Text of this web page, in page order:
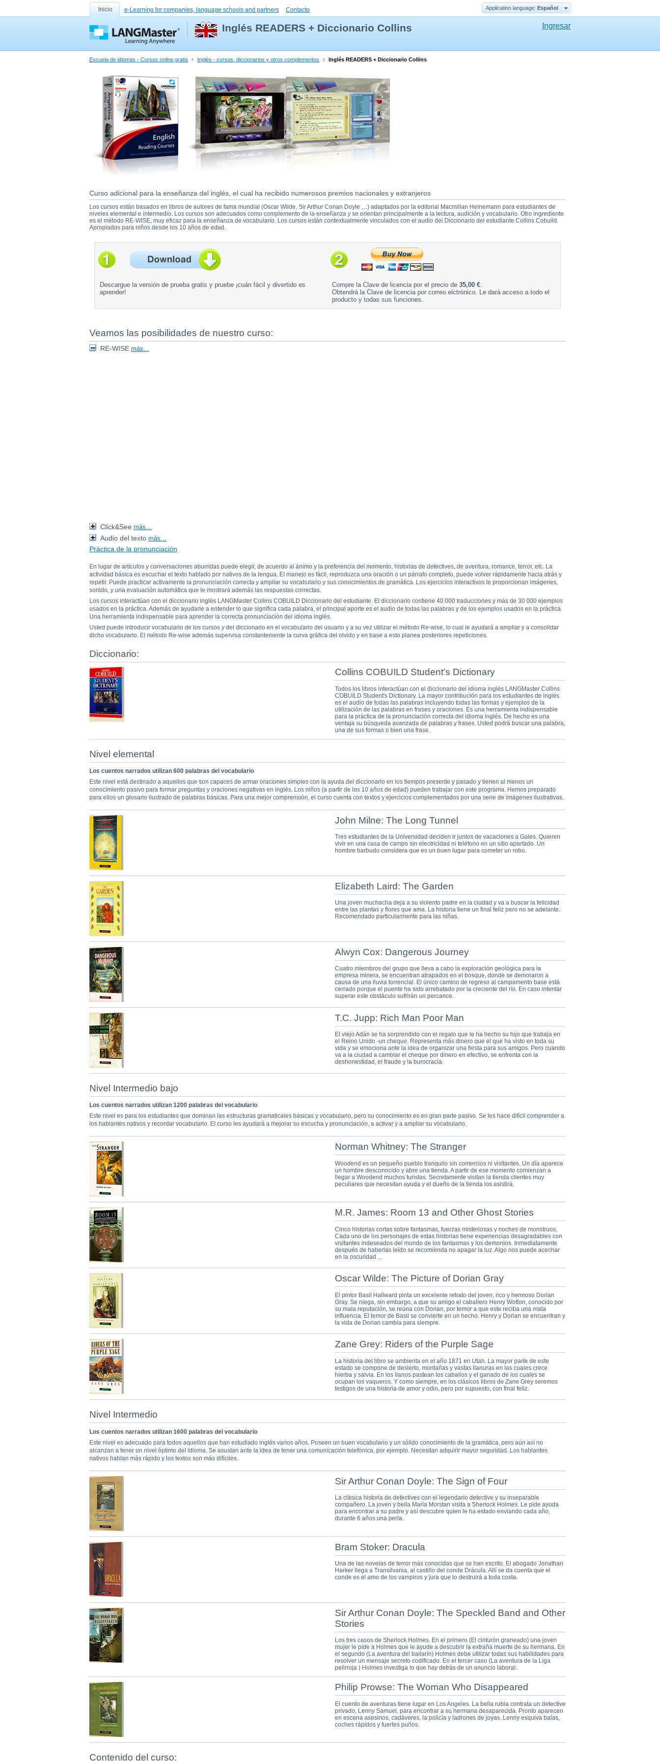
Inicio e-Learning for companies, language schools and partners Contacto Application language: Еspañol
Inglés READERS + Diccionario Collins Ingresar
Escuela de idiomas - Cursos online gratis Inglés - cursos, diccionarios y otros complementos Inglés READERS + Diccionario Collins
Curso adicional para la enseñanza del inglés, el cual ha recibido numerosos premios nacionales y extranjeros
Los cursos están basados en libros de autores de fama mundial (Oscar Wilde, Sir Arthur Conan Doyle ,...) adaptados por la editorial Macmillan Heinemann para estudiantes de
niveles elemental e intermedio. Los cursos son adecuados como complemento de la enseñanza y se orientan principalmente a la lectura, audición y vocabulario. Otro ingrediente
es el método RE-WISE, muy eficaz para la enseñanza de vocabulario. Los cursos están contextualmente vinculados con el audio del Diccionario del estudiante Collins Cobuild.
Apropiados para niños desde los 10 años de edad.
Descargue la versión de prueba gratis y pruebe ¡cuán fácil y divertido es
aprender!
Compre la Clave de licencia por el precio de 35,00 €.
Obtendrá la Clave de licencia por correo elctrónico. Le dará acceso a todo el
producto y todas sus funciones.
Veamos las posibilidades de nuestro curso:
RE-WISE más...
Click&See más...
Audio del texto más...
Práctica de la pronunciación
En lugar de artículos y conversaciones aburridas puede elegir, de acuerdo al ánimo y la preferencia del momento, historias de detectives, de aventura, romance, terror, etc. La
actividad básica es escuchar el texto hablado por nativos de la lengua. El manejo es fácil, reproduzca una oración o un párrafo completo, puede volver rápidamente hacia atrás y
repetir. Puede practicar activamente la pronunciación correcta y ampliar su vocabulario y sus conocimientos de gramática. Los ejercicios interactivos le proporcionan imágenes,
sonido, y una evaluación automática que le mostrará además las respuestas correctas.
Los cursos interactúan con el diccionario inglés LANGMaster Collins COBUILD Diccionario del estudiante. El diccionario contiene 40 000 traducciones y más de 30 000 ejemplos
usados en la práctica. Además de ayudarle a entender lo que significa cada palabra, el principal aporte es el audio de todas las palabras y de los ejemplos usados en la práctica.
Una herramienta indispensable para aprender la correcta pronunciación del idioma inglés.
Usted puede introducir vocabulario de los cursos y del diccionario en el vocabulario del usuario y a su vez utilizar el método Re-wise, lo cual le ayudará a ampliar y a consolidar
dicho vocabulario. El método Re-wise además supervisa constantemente la curva gráfica del olvido y en base a esto planea posteriores repeticiones.
Diccionario:
Collins COBUILD Student's Dictionary
Todos los libros interactúan con el diccionario del idioma inglés LANGMaster Collins
COBUILD Student's Dictionary. La mayor contribución para los estudiantes de inglés
es el audio de todas las palabras incluyendo todas las formas y ejemplos de la
utilización de las palabras en frases y oraciones. Es una herramienta indispensable
para la práctica de la pronunciación correcta del idioma inglés. De hecho es una
ventaja su búsqueda avanzada de palabras y frases. Usted podrá buscar una palabra,
una de sus formas o bien una frase.
Nivel elemental
Los cuentos narrados utilizan 600 palabras del vocabulario
Este nivel está destinado a aquellos que son capaces de armar oraciones simples con la ayuda del diccionario en los tiempos presente y pasado y tienen al menos un
conocimiento pasivo para formar preguntas y oraciones negativas en inglés. Los niños (a partir de los 10 años de edad) pueden trabajar con este programa. Hemos preparado
para ellos un glosario ilustrado de palabras básicas. Para una mejor comprensión, el curso cuenta con textos y ejercicios complementados por una serie de imágenes ilustrativas.
John Milne: The Long Tunnel
Tres estudiantes de la Universidad deciden ir juntos de vacaciones a Gales. Quieren
vivir en una casa de campo sin electricidad ni teléfono en un sitio apartado. Un
hombre barbudo considera que es un buen lugar para cometer un robo.
Elizabeth Laird: The Garden
Una joven muchacha deja a su violento padre en la ciudad y va a buscar la felicidad
entre las plantas y flores que ama. La historia tiene un final feliz pero no se adelante.
Recomendado particularmente para las niñas.
Alwyn Cox: Dangerous Journey
Cuatro miembros del grupo que lleva a cabo la exploración geológica para la
empresa minera, se encuentran atrapados en el bosque, donde se demoraron a
causa de una lluvia torrencial. El único camino de regreso al campamento base está
cerrado porque el puente ha sido arrebatado por la creciente del río. En caso intentar
superar este obstáculo sufrirán un percance.
T.C. Jupp: Rich Man Poor Man
El viejo Adán se ha sorprendido con el regalo que le ha hecho su hijo que trabaja en
el Reino Unido -un cheque. Representa más dinero que el que ha visto en toda su
vida y se emociona ante la idea de organizar una fiesta para sus amigos. Pero cuando
va a la ciudad a cambiar el cheque por dinero en efectivo, se enfrenta con la
deshonestidad, el fraude y la burocracia.
Nivel Intermedio bajo
Los cuentos narrados utilizan 1200 palabras del vocabulario
Este nivel es para los estudiantes que dominan las estructuras gramaticales básicas y vocabulario, pero su conocimiento es en gran parte pasivo. Se les hace difícil comprender a
los hablantes nativos y recordar vocabulario. El curso les ayudará a mejorar su escucha y pronunciación, a activar y a ampliar su vocabulario.
Norman Whitney: The Stranger
Woodend es un pequeño pueblo tranquilo sin comercios ni visitantes. Un día aparece
un hombre desconocido y abre una tienda. A partir de ese momento comienzan a
llegar a Woodend muchos turistas. Secretamente visitan la tienda clientes muy
peculiares que necesitan ayuda y el dueño de la tienda los asistirá.
M.R. James: Room 13 and Other Ghost Stories
Cinco historias cortas sobre fantasmas, fuerzas misteriosas y noches de monstruos.
Cada uno de los personajes de estas historias tiene experiencias desagradables con
visitantes indeseados del mundo de los fantasmas y los demonios. Inmediatamente
después de haberlas leído se recomienda no apagar la luz. Algo nos puede acechar
en la oscuridad ...
Oscar Wilde: The Picture of Dorian Gray
El pintor Basil Hallward pinta un excelente retrato del joven, rico y hermoso Dorian
Gray. Se niega, sin embargo, a que su amigo el caballero Henry Wotton, conocido por
su mala reputación, se reúna con Dorian, por temor a que este reciba una mala
influencia. El temor de Basil se convierte en un hecho. Henry y Dorian se encuentran y
la vida de Dorian cambia para siempre.
Zane Grey: Riders of the Purple Sage
La historia del libro se ambienta en el año 1871 en Utah. La mayor parte de este
estado se compone de desierto, montañas y vastas llanuras en las cuales crece
hierba y salvia. En los llanos pastean los caballos y el ganado de los cuales se
ocupan los vaqueros. Y como siempre, en los clásicos libros de Zane Grey seremos
testigos de una historia de amor y odio, pero por supuesto, con final feliz.
Nivel Intermedio
Los cuentos narrados utilizan 1600 palabras del vocabulario
Este nivel es adecuado para todos aquellos que han estudiado inglés varios años. Poseen un buen vocabulario y un sólido conocimiento de la gramática, pero aún así no
alcanzan a tener un nivel óptimo del idioma. Se asustan ante la idea de tener una comunicación telefónica, por ejemplo. Necesitan adquirir mayor seguridad. Los hablantes
nativos hablan más rápido y los textos son más difíciles.
Sir Arthur Conan Doyle: The Sign of Four
La clásica historia de detectives con el legendario detective y su inseparable
compañero. La joven y bella María Morstan visita a Sherlock Holmes. Le pide ayuda
para encontrar a su padre y así descubre quien le ha estado enviando cada año,
durante 6 años una perla.
Bram Stoker: Dracula
Una de las novelas de terror más conocidas que se han escrito. El abogado Jonathan
Harker llega a Transilvania, al castillo del conde Drácula. Allí se da cuenta que el
conde es el amo de los vampiros y jura que lo destruirá a toda costa.
Sir Arthur Conan Doyle: The Speckled Band and Other
Stories
Los tres casos de Sherlock Holmes. En el primero (El cinturón graneado) una joven
mujer le pide a Holmes que le ayude a descubrir la extraña muerte de su hermana. En
el segundo (La aventura del bailarín) Holmes debe utilizar todas sus habilidades para
resolver un mensaje secreto codificado. En el tercer caso (La aventura de la Liga
pelirroja ) Holmes investiga lo que hay detrás de un anuncio laboral.
Philip Prowse: The Woman Who Disappeared
El cuento de aventuras tiene lugar en Los Angeles. La bella rubia contrata un detective
privado, Lenny Samuel, para encontrar a su hermana desaparecida. Pronto aparecen
en escena asesinos, cadáveres, la policía y ladrones de joyas. Lenny esquiva balas,
coches rápidos y fuertes puños.
Contenido del curso: